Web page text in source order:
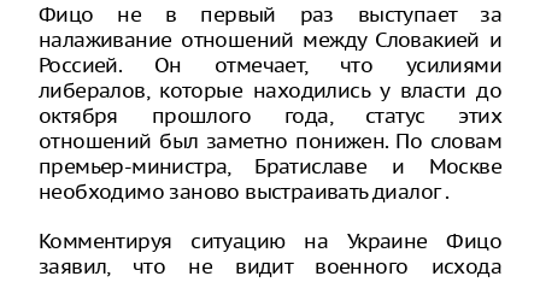
Фицо не в первый раз выступает за
налаживание отношений между Словакией и
Россией. Он отмечает, что усилиями
либералов, которые находились у власти до
октября прошлого года, статус этих
отношений был заметно понижен. По словам
премьер-министра, Братиславе и Москве
необходимо заново выстраивать диалог .
Комментируя ситуацию на Украине Фицо
заявил, что не видит военного исхода